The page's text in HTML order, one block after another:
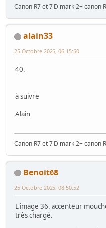
Canon R7 et 7 D mark 2+ canon
alain33
25 Octobre 2025, 06:15:50
40.
à suivre
Alain
Canon R7 et 7 D mark 2+ canon
Benoit68
25 Octobre 2025, 08:50:52
L'image 36. accenteur
très chargé.